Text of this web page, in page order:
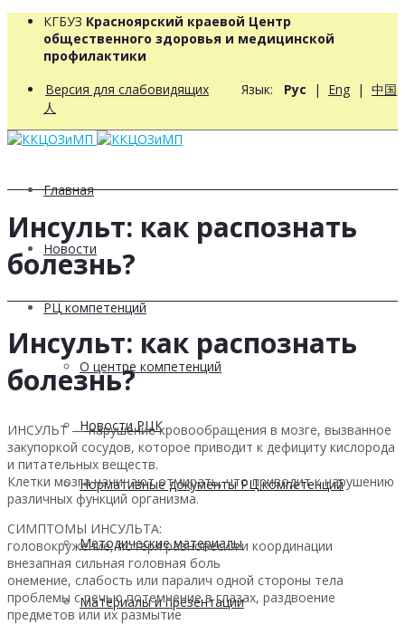
КГБУЗ Красноярский краевой Центр
общественного здоровья и медицинской
профилактики
Версия для слабовидящих Язык: Рус | Eng | 中国
人
Главная
Новости
РЦ компетенций
О центре компетенций
Новости РЦК
Нормативные документы РЦ компетенций
Методические материалы
Материалы и презентации
Инсульт: как распознать
болезнь?
Инсульт: как распознать
болезнь?
ИНСУЛЬТ — нарушение кровообращения в мозге, вызванное
закупоркой сосудов, которое приводит к дефициту кислорода
и питательных веществ.
Клетки мозга начинают отмирать, что приводит к нарушению
различных функций организма.
СИМПТОМЫ ИНСУЛЬТА:
головокружение, потеря равновесия и координации
внезапная сильная головная боль
онемение, слабость или паралич одной стороны тела
проблемы с речью потемнение в глазах, раздвоение
предметов или их размытие